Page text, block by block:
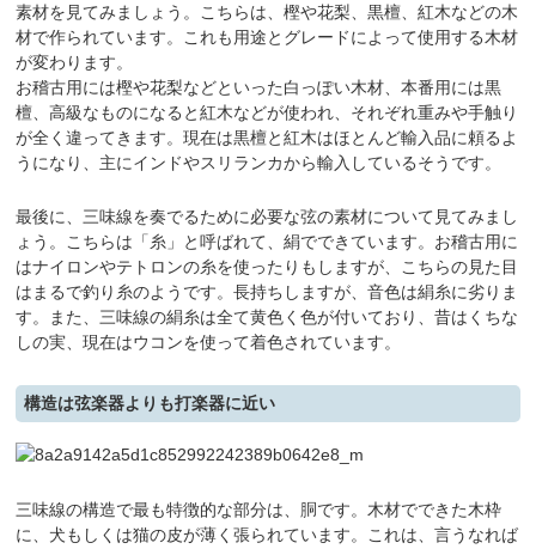
素材を見てみましょう。こちらは、樫や花梨、黒檀、紅木などの木
材で作られています。これも用途とグレードによって使用する木材
が変わります。
お稽古用には樫や花梨などといった白っぽい木材、本番用には黒
檀、高級なものになると紅木などが使われ、それぞれ重みや手触り
が全く違ってきます。現在は黒檀と紅木はほとんど輸入品に頼るよ
うになり、主にインドやスリランカから輸入しているそうです。
最後に、三味線を奏でるために必要な弦の素材について見てみまし
ょう。こちらは「糸」と呼ばれて、絹でできています。お稽古用に
はナイロンやテトロンの糸を使ったりもしますが、こちらの見た目
はまるで釣り糸のようです。長持ちしますが、音色は絹糸に劣りま
す。また、三味線の絹糸は全て黄色く色が付いており、昔はくちな
しの実、現在はウコンを使って着色されています。
構造は弦楽器よりも打楽器に近い
三味線の構造で最も特徴的な部分は、胴です。木材でできた木枠
に、犬もしくは猫の皮が薄く張られています。これは、言うなれば